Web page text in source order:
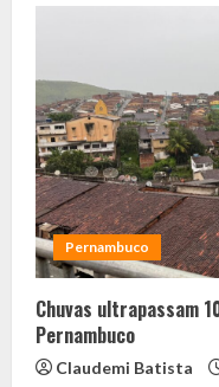
Pernambuco
Chuvas ultrapassam
Pernambuco
Claudemi Batista